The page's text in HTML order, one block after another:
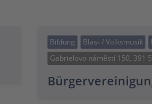
Bildung Blas- / Volksmusik
Gabrielovo náměstí 150, 391